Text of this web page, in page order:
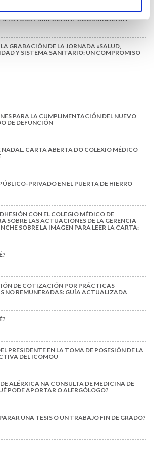
OS EN ACTIVO QUE HAN EJERCIDO O EJERCEN
JEFATURA / DIRECCIÓN / COORDINACIÓN
GRABACIÓN DE LA JORNADA «SALUD,
Y SISTEMA SANITARIO: UN COMPROMISO
PARA LA CUMPLIMENTACIÓN DEL NUEVO
DE DEFUNCIÓN
NADAL. CARTA ABERTA DO COLEXIO MÉDICO
PRIVADO EN EL PUERTA DE HIERRO
CON EL COLEGIO MÉDICO DE
SOBRE LAS ACTUACIONES DE LA GERENCIA
SOBRE LA IMAGEN PARA LEER LA CARTA:
DE COTIZACIÓN POR PRÁCTICAS
NO REMUNERADAS: GUÍA ACTUALIZADA
PRESIDENTE EN LA TOMA DE POSESIÓN DE LA
DEL ICOMOU
ALÉRXICA NA CONSULTA DE MEDICINA DE
PODE APORTAR O ALERGÓLOGO?
UNA TESIS O UN TRABAJO FIN DE GRADO?